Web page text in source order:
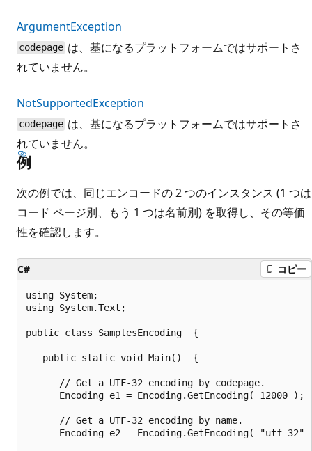
ArgumentException
codepage は、基になるプラットフォームではサポートさ
れていません。
NotSupportedException
codepage は、基になるプラットフォームではサポートさ
れていません。
例
次の例では、同じエンコードの 2 つのインスタンス (1 つは
コード ページ別、もう 1 つは名前別) を取得し、その等価
性を確認します。
C# コピー
using System;
using System.Text;
public class SamplesEncoding  {
   public static void Main()  {
      // Get a UTF-32 encoding by codepage.
      Encoding e1 = Encoding.GetEncoding( 12000 );
      // Get a UTF-32 encoding by name.
Encoding e2 = Encoding.GetEncoding( "utf-32"